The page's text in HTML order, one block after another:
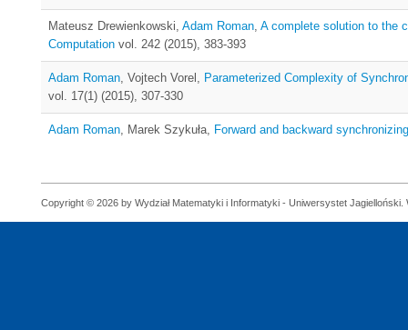
Mateusz Drewienkowski, Adam Roman, A complete solution to the
Computation vol. 242 (2015), 383-393
Adam Roman, Vojtech Vorel, Parameterized Complexity of
vol. 17(1) (2015), 307-330
Adam Roman, Marek Szykuła, Forward and backward
Copyright © 2026 by Wydział Matematyki i Informatyki - Uniwersystet